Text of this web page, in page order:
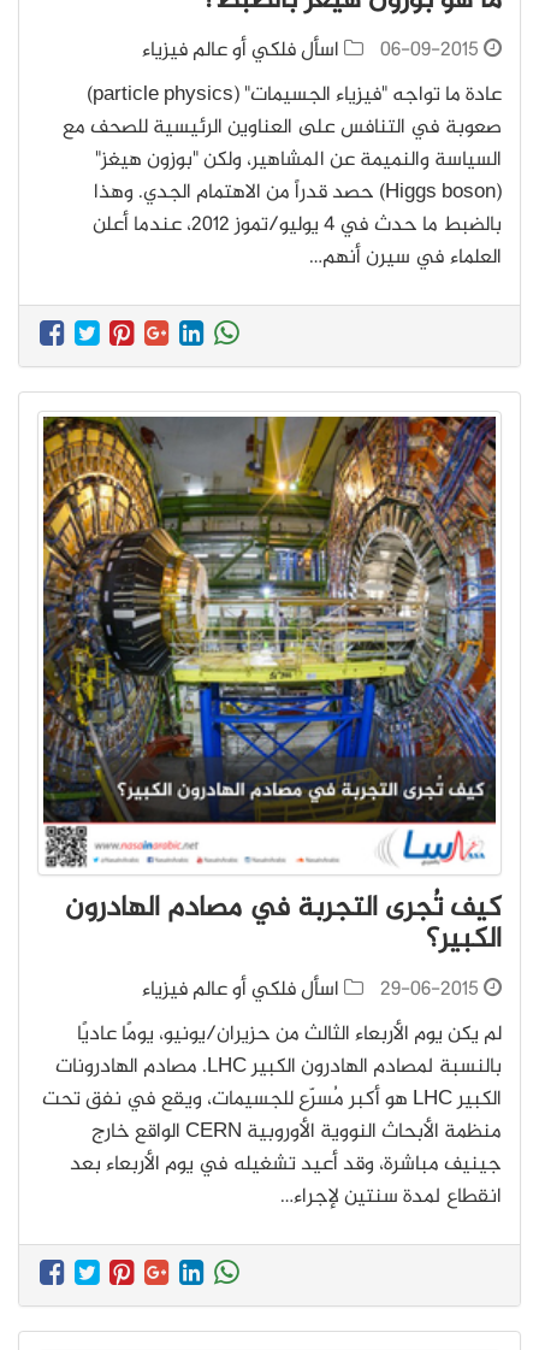
06-09-2015
اسأل فلكي أو عالم فيزياء
عادة ما تواجه "فيزياء الجسيمات" (particle physics)
صعوبة في التنافس على العناوين الرئيسية للصحف مع
السياسة والنميمة عن المشاهير، ولكن "بوزون هيغز"
(Higgs boson) حصد قدراً من الاهتمام الجدي. وهذا
بالضبط ما حدث في 4 يوليو/تموز 2012، عندما أعلن
العلماء في سيرن أنهم…
كيف تُجرى التجربة في مصادم الهادرون
الكبير؟
29-06-2015
اسأل فلكي أو عالم فيزياء
لم يكن يوم الأربعاء الثالث من حزيران/يونيو، يومًا عاديًا
بالنسبة لمصادم الهادرون الكبير LHC. مصادم الهادرونات
الكبير LHC هو أكبر مُسرّع للجسيمات، ويقع في نفق تحت
منظمة الأبحاث النووية الأوروبية CERN الواقع خارج
جينيف مباشرة، وقد أعيد تشغيله في يوم الأربعاء بعد
انقطاع لمدة سنتين لإجراء…